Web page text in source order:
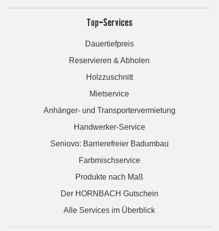
Top-Services
Dauertiefpreis
Reservieren & Abholen
Holzzuschnitt
Mietservice
Anhänger- und Transportervermietung
Handwerker-Service
Seniovo: Barrierefreier Badumbau
Farbmischservice
Produkte nach Maß
Der HORNBACH Gutschein
Alle Services im Überblick